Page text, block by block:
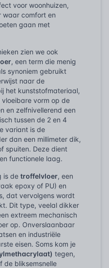
voor woonhuizen,
waar comfort en
gaan met
zien we ook
, een term die menig
synoniem gebruikt
naar de
het kunststofmateriaal,
vorm op de
en zelfnivellerend een
tussen de 2 en 4
variant is de
dan een millimeter dik,
spuiten. Deze dient
functionele laag.
is de troffelvloer, een
epoxy of PU) en
dat vervolgens wordt
Dit type, veelal dikker
extreem mechanisch
op. Onverslaanbaar
en industriële
eisen. Soms kom je
tegen,
de bliksemsnelle